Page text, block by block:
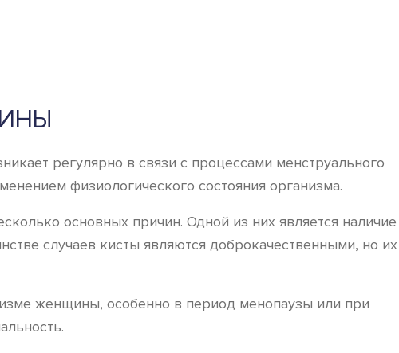
регулярно в связи с процессами менструального
физиологического состояния организма.
основных причин. Одной из них является наличие
случаев кисты являются доброкачественными, но их
женщины, особенно в период менопаузы или при